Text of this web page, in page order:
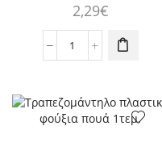
2,29€
Χαρτοπετσέτες
16τεμ.
ποσότητα